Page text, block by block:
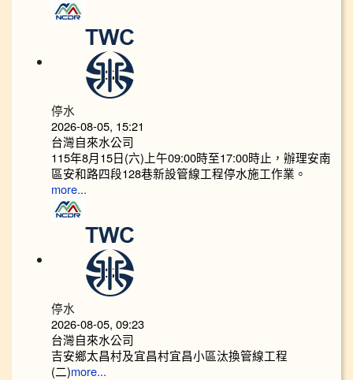
停水
2026-08-05, 15:21
台灣自來水公司
115年8月15日(六)上午09:00時至17:00時止，辦理安南
區安和路四段128巷新設管線工程停水施工作業。
more...
停水
2026-08-05, 09:23
台灣自來水公司
吉安鄉太昌村及宜昌村宜昌小區汰換管線工程
(二)more...